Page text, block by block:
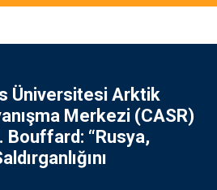
Üniversitesi Arktik
Merkezi (CASR)
Bouffard: “Rusya,